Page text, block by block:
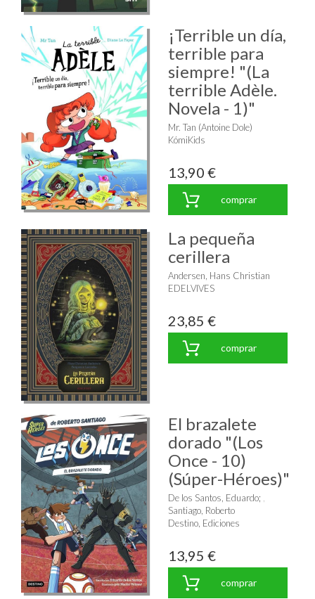
¡Terrible un día,
terrible para
siempre! "(La
terrible Adèle.
Novela - 1)"
Mr. Tan (Antoine Dole)
KómiKids
13,90 €
comprar
La pequeña
cerillera
Andersen, Hans Christian
EDELVIVES
23,85 €
comprar
El brazalete
dorado "(Los
Once - 10)
(Súper-Héroes)"
De los Santos, Eduardo;
Santiago, Roberto
Destino, Ediciones
13,95 €
comprar